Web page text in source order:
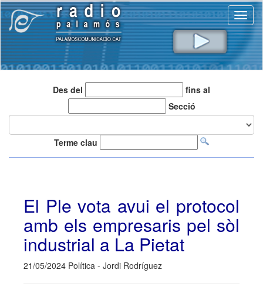
Des del
fins al
Secció
Terme clau
El Ple vota avui el protocol
amb els empresaris pel sòl
industrial a La Pietat
21/05/2024 Política - Jordi Rodríguez